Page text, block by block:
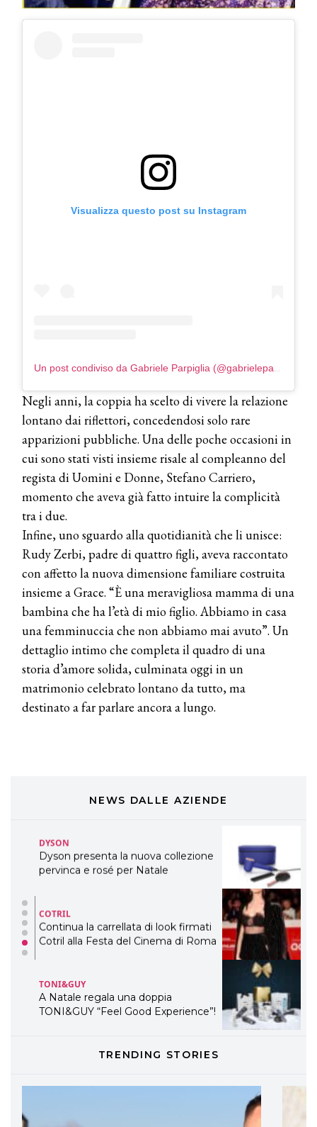
Visualizza questo post su Instagram
Un post condiviso da Gabriele Parpiglia (@gabrieleparpiglia)
Negli anni, la coppia ha scelto di vivere la relazione
lontano dai riflettori, concedendosi solo rare
apparizioni pubbliche. Una delle poche occasioni in
cui sono stati visti insieme risale al compleanno del
regista di Uomini e Donne, Stefano Carriero,
momento che aveva già fatto intuire la complicità
tra i due.
Infine, uno sguardo alla quotidianità che li unisce:
Rudy Zerbi, padre di quattro figli, aveva raccontato
con affetto la nuova dimensione familiare costruita
insieme a Grace. “È una meravigliosa mamma di una
bambina che ha l’età di mio figlio. Abbiamo in casa
una femminuccia che non abbiamo mai avuto”. Un
dettaglio intimo che completa il quadro di una
storia d’amore solida, culminata oggi in un
matrimonio celebrato lontano da tutto, ma
destinato a far parlare ancora a lungo.
NEWS DALLE AZIENDE
WELLNESS CONGRESS 2022: I
TEMI
DYSON
Dyson presenta la nuova collezione
pervinca e rosé per Natale
Continua la carrellata di look firmati
Cotril alla Festa del Cinema di Roma
TONI&GUY
A Natale regala una doppia
TONI&GUY “Feel Good Experience”!
LABEL.M lancia la sua innovativa ed
eco-sostenibile linea di prodotti
professionali
DAVINES
Davines presenta cofanetti beauty
WELLNESS CONGRESS 2022: I
DYSON
Dyson presenta la nuova collezione
pervinca e rosé per Natale
COTRIL
Continua la carrellata di look firmati
Cotril alla Festa del Cinema di Roma
TONI&GUY
A Natale regala una doppia
TONI&GUY “Feel Good Experience”!
LABEL.M lancia la sua innovativa ed
professionali
TRENDING STORIES